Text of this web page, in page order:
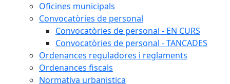
Oficines municipals
Convocatòries de personal
Convocatòries de personal - EN CURS
Convocatòries de personal - TANCADES
Ordenances reguladores i reglaments
Ordenances fiscals
Normativa urbanistica